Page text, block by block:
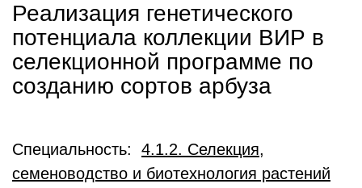
Реализация генетического
потенциала коллекции ВИР в
селекционной программе по
созданию сортов арбуза
Специальность: 4.1.2. Селекция,
семеноводство и биотехнология растений